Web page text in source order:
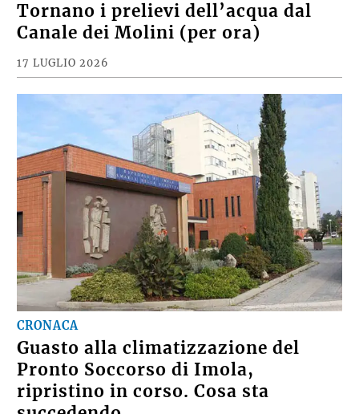
Tornano i prelievi dell’acqua dal
Canale dei Molini (per ora)
17 LUGLIO 2026
CRONACA
Guasto alla climatizzazione del
Pronto Soccorso di Imola,
ripristino in corso. Cosa sta